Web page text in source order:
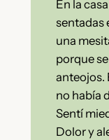
En la
sentadas
una
porque
anteojos.
no había
Sentí
Dolor y